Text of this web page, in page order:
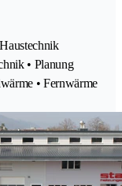
• Planung
• Fernwärme